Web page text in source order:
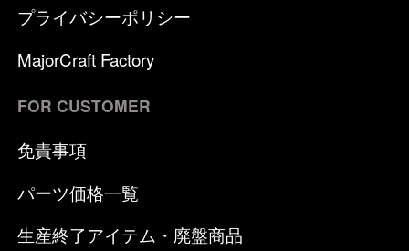
プライバシーポリシー
MajorCraft Factory
FOR CUSTOMER
免責事項
パーツ価格一覧
生産終了アイテム・廃盤商品